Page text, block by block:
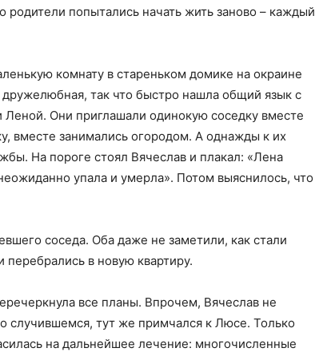
попытались начать жить заново – каждый
комнату в стареньком домике на окраине
так что быстро нашла общий язык с
Они приглашали одинокую соседку вместе
вместе занимались огородом. А однажды к их
На пороге стоял Вячеслав и плакал: «Лена
упала и умерла». Потом выяснилось, что
соседа. Оба даже не заметили, как стали
перебрались в новую квартиру.
все планы. Впрочем, Вячеслав не
случившемся, тут же примчался к Люсе. Только
на дальнейшее лечение: многочисленные